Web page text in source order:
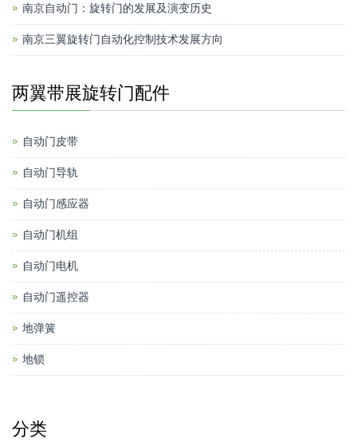
南京自动门：旋转门的发展及演变历史
南京三翼旋转门自动化控制技术发展方向
两翼带展旋转门配件
自动门皮带
自动门导轨
自动门感应器
自动门机组
自动门电机
自动门遥控器
地弹簧
地锁
分类